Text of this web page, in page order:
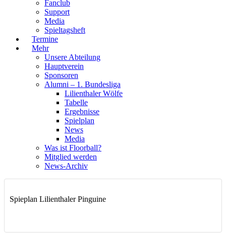
Fanclub
Support
Media
Spieltagsheft
Termine
Mehr
Unsere Abteilung
Hauptverein
Sponsoren
Alumni – 1. Bundesliga
Lilienthaler Wölfe
Tabelle
Ergebnisse
Spielplan
News
Media
Was ist Floorball?
Mitglied werden
News-Archiv
Spieplan Lilienthaler Pinguine